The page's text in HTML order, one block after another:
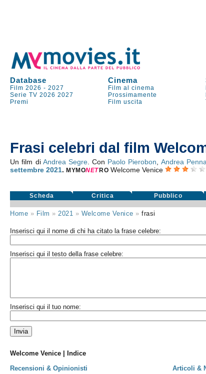
Database Cinema
Film 2026 -2027 Film al cinema
Serie TV 2026 2027 Prossimamente
Premi
Film uscita
Frasi celebri dal film
Un film di Andrea Segre. Con Paolo Pierobon Andrea
settembre 2021.MYMONET RO Welcome Venice
Scheda Critica Pubblico
Home » Film » 2021 » Welcome Venice »frasi
Inserisci qui il nome di chi ha citato la frase celebre:
Inserisci qui il testo della frase celebre:
Inserisci qui il tuo nome:
Welcome Venice | Indice
Recensioni & Opinionisti
Articoli &